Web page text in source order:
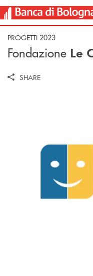
Salta al contenuto principale
PROGETTI 2023
Fondazione Le
SHARE